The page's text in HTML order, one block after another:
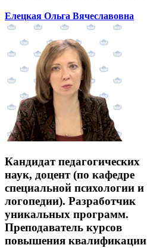
Елецкая Ольга Вячеславовна
Кандидат педагогических
наук, доцент (по кафедре
специальной психологии и
логопедии). Разработчик
уникальных программ.
Преподаватель курсов
повышения квалификации